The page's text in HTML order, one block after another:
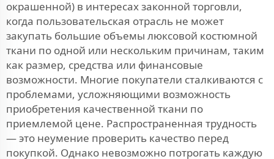
окрашенной) в интересах законной торговли,
когда пользовательская отрасль не может
закупать большие объемы люксовой костюмной
ткани по одной или нескольким причинам, таким
как размер, средства или финансовые
возможности. Многие покупатели сталкиваются с
проблемами, усложняющими возможность
приобретения качественной ткани по
приемлемой цене. Распространенная трудность
— это неумение проверить качество перед
покупкой. Однако невозможно потрогать каждую